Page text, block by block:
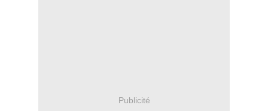
Publicité